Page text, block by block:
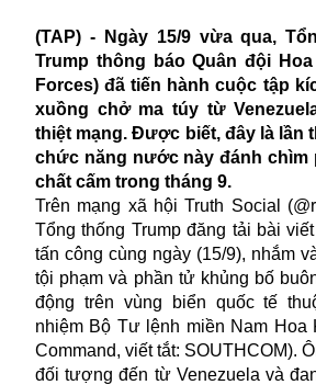
(TAP) - Ngày 15/9 vừa qua,
Trump thông báo Quân đội
Forces) đã tiến hành cuộc tập
xuồng chở ma túy từ
thiệt mạng. Được biết, đây là lần
chức năng nước này đánh
chất cấm trong tháng 9.
Trên mạng xã hội Truth Social
Tổng thống Trump đăng tải bài
tấn công cùng ngày (15/9), nhắm
tội phạm và phần tử khủng bố
động trên vùng biển quốc tế
nhiệm Bộ Tư lệnh miền Nam Hoa
Command, viết tắt: SOUTHCOM).
đối tượng đến từ Venezuela và